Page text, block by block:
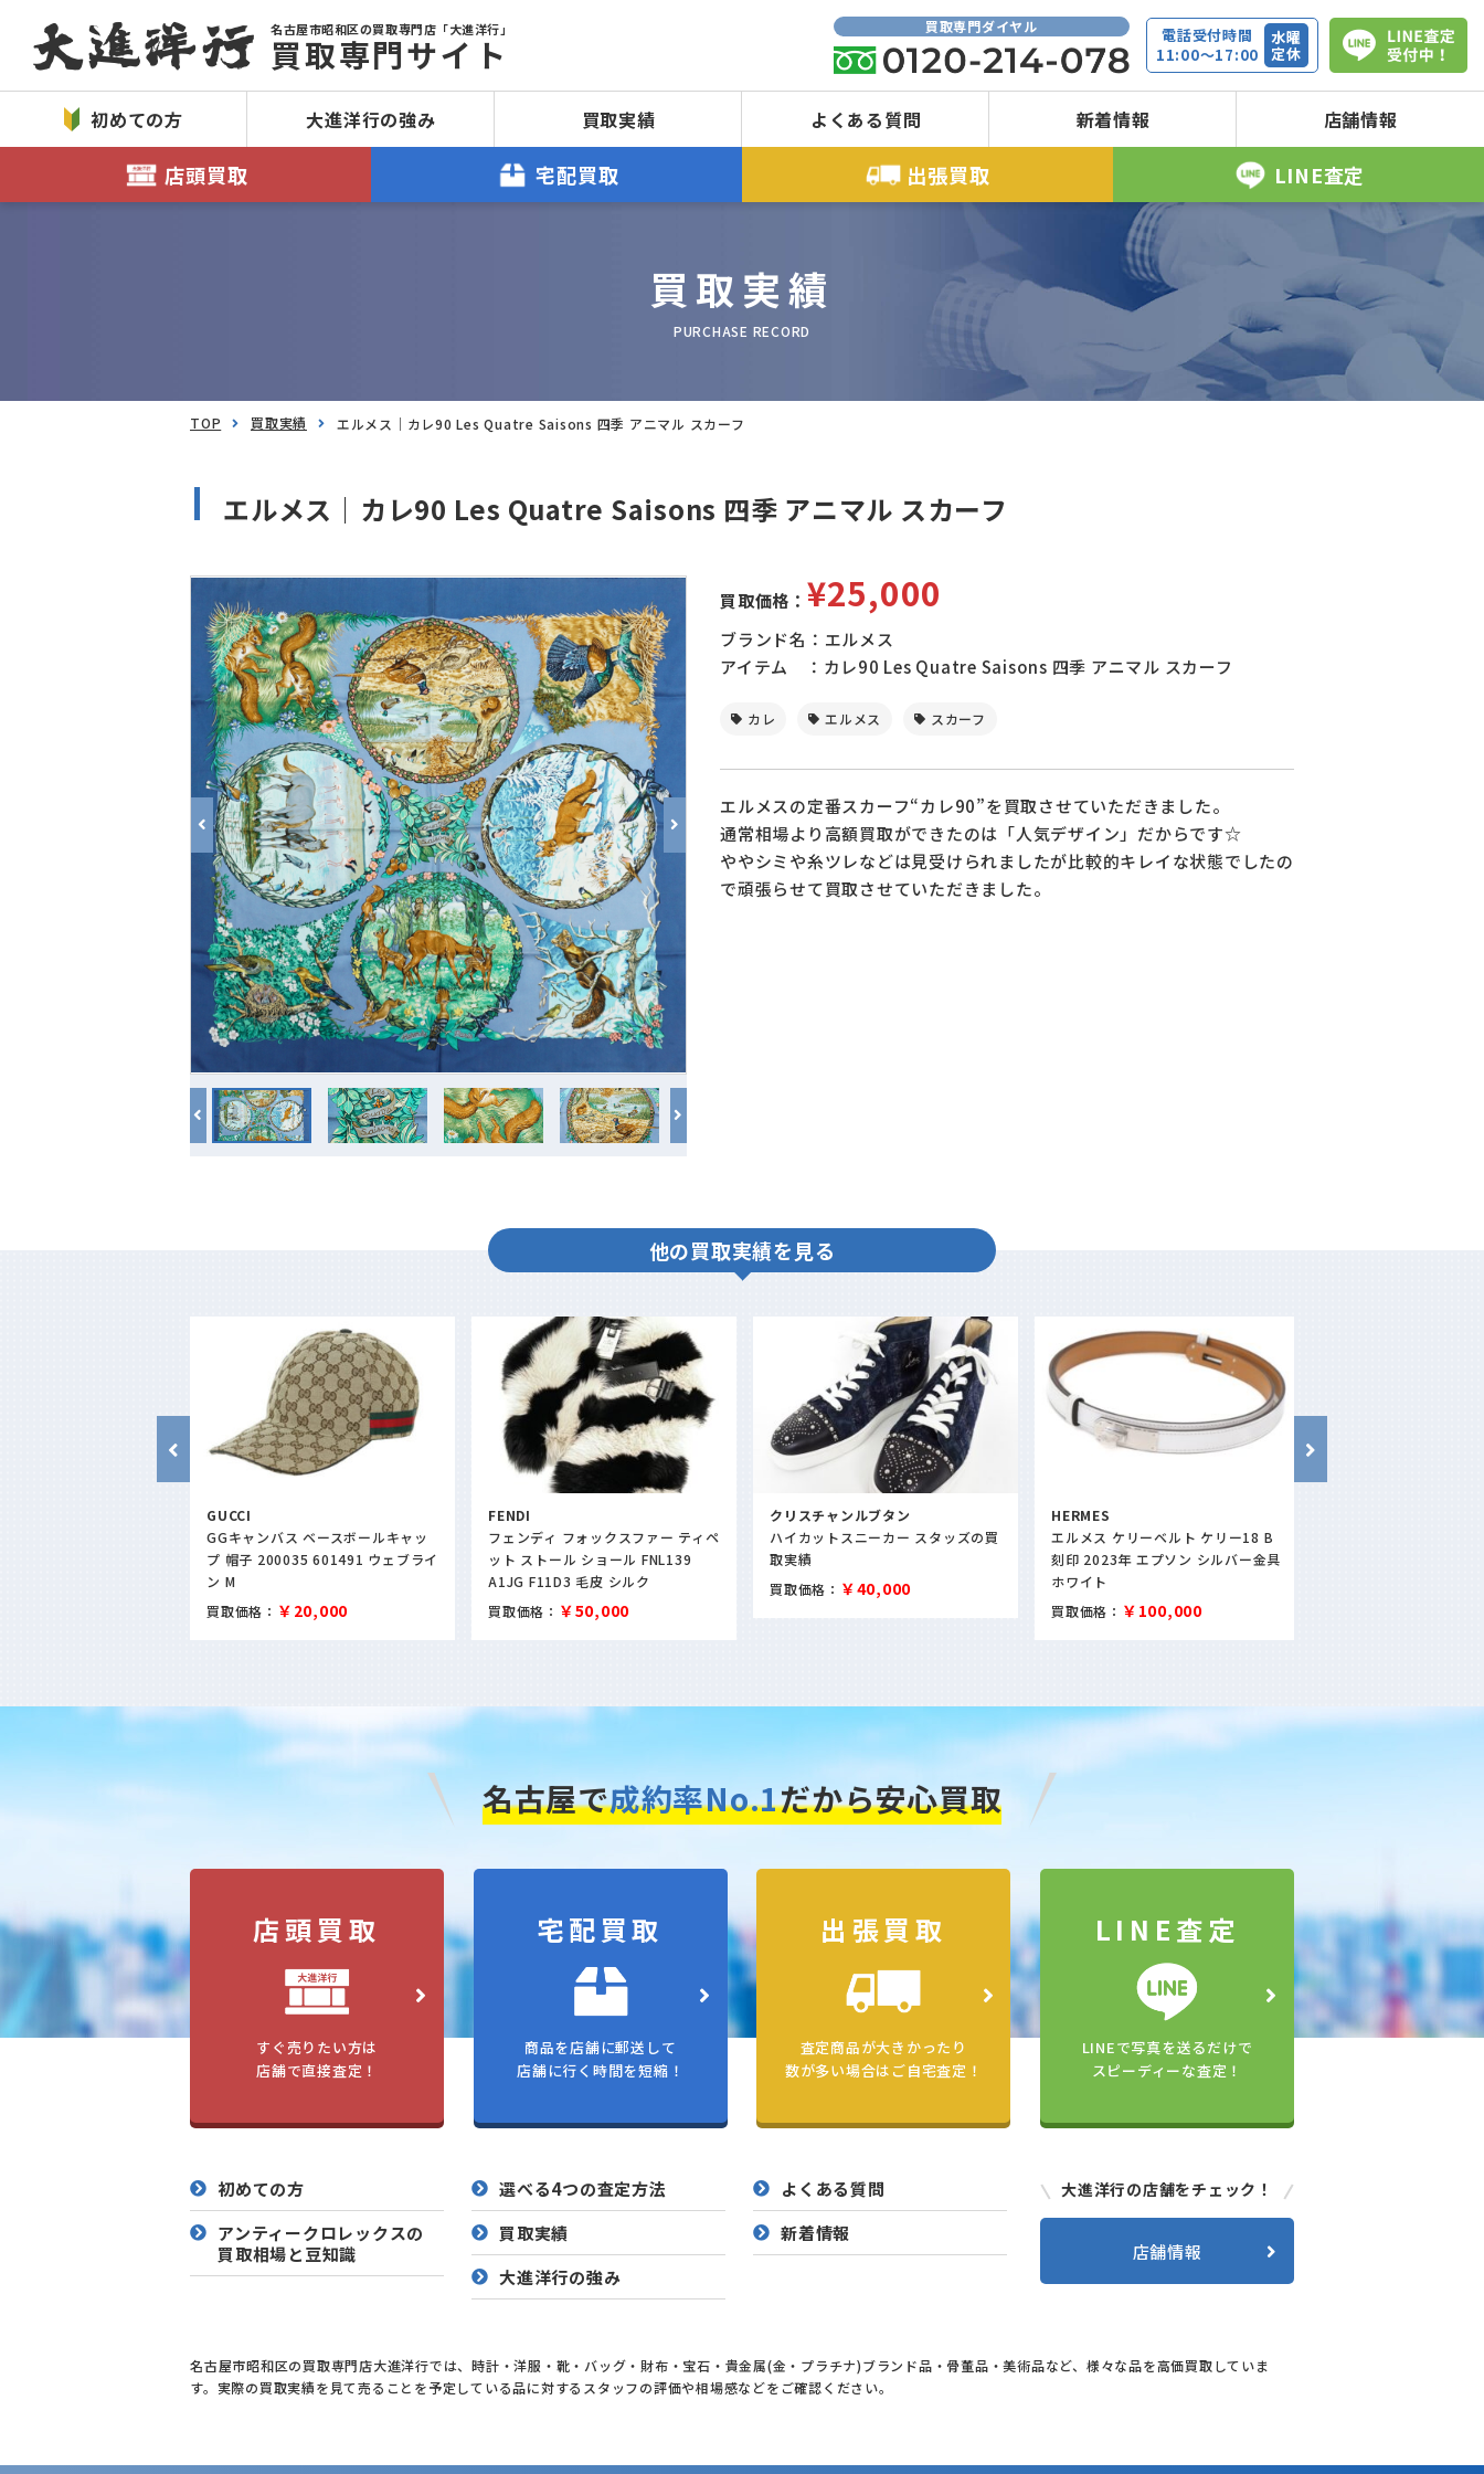
名古屋市昭和区の買取専門店「大進洋行」
買取専門サイト
買取専門ダイヤル
電話受付時間
11:00～17:00
水曜
定休
初めての方 大進洋行の強み 買取実績 よくある質問 新着情報 店舗情報
店頭買取 宅配買取 出張買取 LINE査定
買取実績
PURCHASE RECORD
TOP 買取実績 エルメス｜カレ90 Les Quatre Saisons 四季 アニマル スカーフ
エルメス｜カレ90 Les Quatre Saisons 四季 アニマル スカーフ
買取価格： ¥25,000
ブランド名：エルメス
アイテム ：カレ90 Les Quatre Saisons 四季 アニマル スカーフ
カレ エルメス スカーフ
エルメスの定番スカーフ“カレ90”を買取させていただきました。
通常相場より高額買取ができたのは「人気デザイン」だからです☆
ややシミや糸ツレなどは見受けられましたが比較的キレイな状態でしたの
で頑張らせて買取させていただきました。
他の買取実績を見る
GUCCI
GGキャンバス ベースボールキャッ
プ 帽子 200035 601491 ウェブライ
ン M
買取価格： ￥20,000
FENDI
フェンディ フォックスファー ティペ
ット ストール ショール FNL139
A1JG F11D3 毛皮 シルク
買取価格： ￥50,000
クリスチャンルブタン
ハイカットスニーカー スタッズの買
取実績
買取価格： ￥40,000
HERMES
エルメス ケリーベルト ケリー18 B
刻印 2023年 エプソン シルバー金具
ホワイト
買取価格： ￥100,000
名古屋で成約率No.1だから安心買取
店頭買取
すぐ売りたい方は
店舗で直接査定！
宅配買取
商品を店舗に郵送して
店舗に行く時間を短縮！
出張買取
査定商品が大きかったり
数が多い場合はご自宅査定！
LINE査定
LINEで写真を送るだけで
スピーディーな査定！
初めての方
アンティークロレックスの
買取相場と豆知識
選べる4つの査定方法
買取実績
大進洋行の強み
よくある質問
新着情報
大進洋行の店舗をチェック！
店舗情報
名古屋市昭和区の買取専門店大進洋行では、時計・洋服・靴・バッグ・財布・宝石・貴金属(金・プラチナ)ブランド品・骨董品・美術品など、様々な品を高価買取していま
す。実際の買取実績を見て売ることを予定している品に対するスタッフの評価や相場感などをご確認ください。